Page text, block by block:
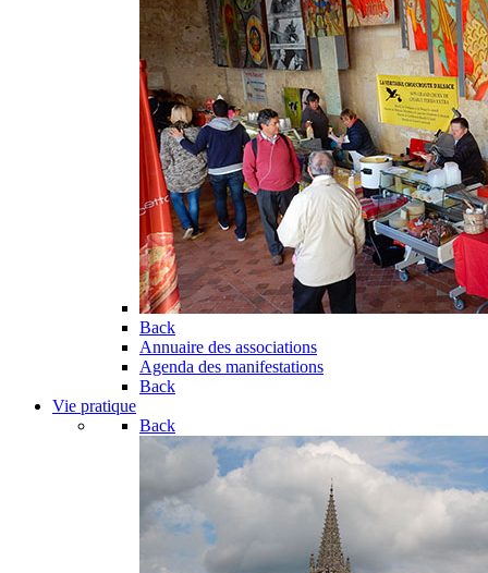
Back
Annuaire des associations
Agenda des manifestations
Back
Vie pratique
Back